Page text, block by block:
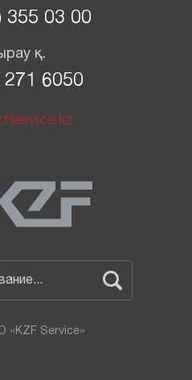
355 03 00
қ.
6050
«KZF Service»